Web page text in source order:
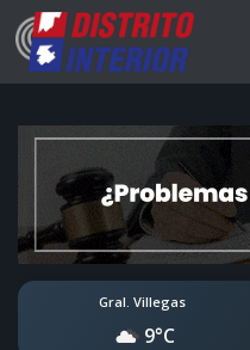
Gral. Villegas
9°C